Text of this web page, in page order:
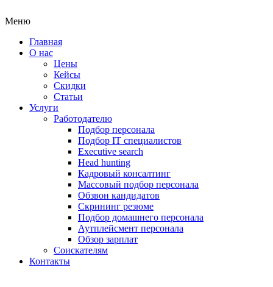
Меню
Главная
О нас
Цены
Кейсы
Скидки
Статьи
Услуги
Работодателю
Подбор персонала
Подбор IT специалистов
Еxecutive search
Head hunting
Кадровый консалтинг
Массовый подбор персонала
Обзвон кандидатов
Скрининг резюме
Подбор домашнего персонала
Аутплейсмент персонала
Обзор зарплат
Соискателям
Контакты